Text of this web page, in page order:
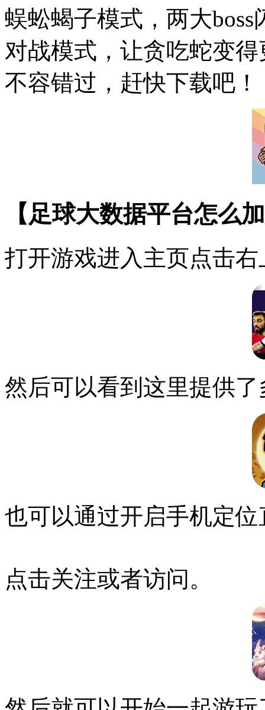
蜈蚣蝎子模式，两大
对战模式，让贪吃蛇变
不容错过，赶快下载吧！
【足球大数据平台怎么
打开游戏进入主页点击
然后可以看到这里提供
也可以通过开启手机定
点击关注或者访问。